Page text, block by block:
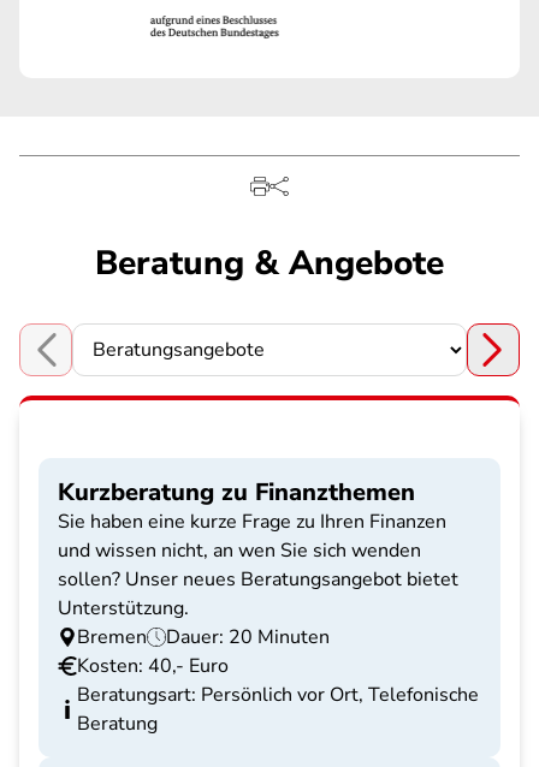
Beratung & Angebote
Choose a section
Kurzberatung zu Finanzthemen
Sie haben eine kurze Frage zu Ihren Finanzen
und wissen nicht, an wen Sie sich wenden
sollen? Unser neues Beratungsangebot bietet
Unterstützung.
Bremen
Dauer: 20 Minuten
Kosten: 40,- Euro
Beratungsart: Persönlich vor Ort, Telefonische
Beratung